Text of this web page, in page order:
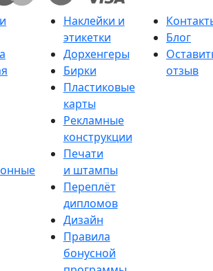
Наклейки и
этикетки
Дорхенгеры
Бирки
Пластиковые
карты
Рекламные
конструкции
Печати
и штампы
Переплёт
дипломов
Дизайн
Правила
бонусной
Блог
отзыв